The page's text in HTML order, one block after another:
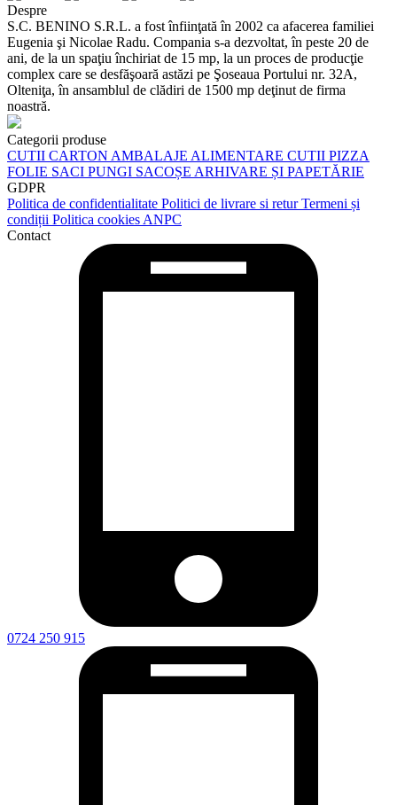
Despre
S.C. BENINO S.R.L. a fost înfiinţată în 2002 ca afacerea familiei
Eugenia şi Nicolae Radu. Compania s-a dezvoltat, în peste 20 de
ani, de la un spaţiu închiriat de 15 mp, la un proces de producţie
complex care se desfăşoară astăzi pe Şoseaua Portului nr. 32A,
Olteniţa, în ansamblul de clădiri de 1500 mp deţinut de firma
noastră.
Categorii produse
CUTII CARTON AMBALAJE ALIMENTARE CUTII PIZZA
FOLIE SACI PUNGI SACOȘE ARHIVARE ȘI PAPETĂRIE
GDPR
Politica de confidentialitate Politici de livrare si returTermeni și
condiții Politica cookies ANPC
Contact
0724 250 915